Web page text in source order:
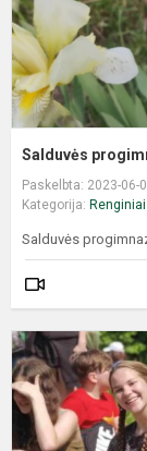
Salduvės
Paskelbta: 2023-06-
Kategorija: Renginiai
Salduvės